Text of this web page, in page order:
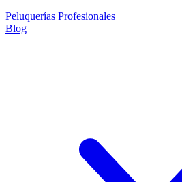
Peluquerías Profesionales
Blog